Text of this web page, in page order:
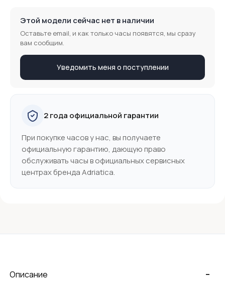
Этой модели сейчас нет в наличии
Оставьте email, и как только часы появятся, мы сразу
вам сообщим.
Уведомить меня о поступлении
2 года официальной гарантии
При покупке часов у нас, вы получаете
официальную гарантию, дающую право
обслуживать часы в официальных сервисных
центрах бренда Adriatica.
-
Описание